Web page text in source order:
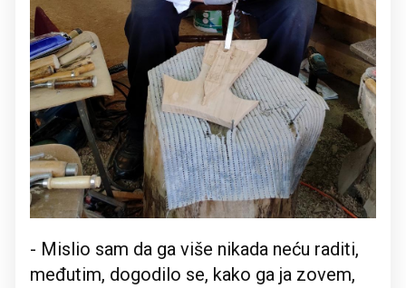
- Mislio sam da ga više nikada neću raditi,
međutim, dogodilo se, kako ga ja zovem,